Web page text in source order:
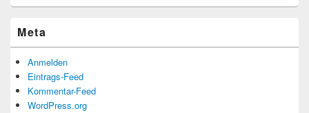
Meta
Anmelden
Eintrags-Feed
Kommentar-Feed
WordPress.org